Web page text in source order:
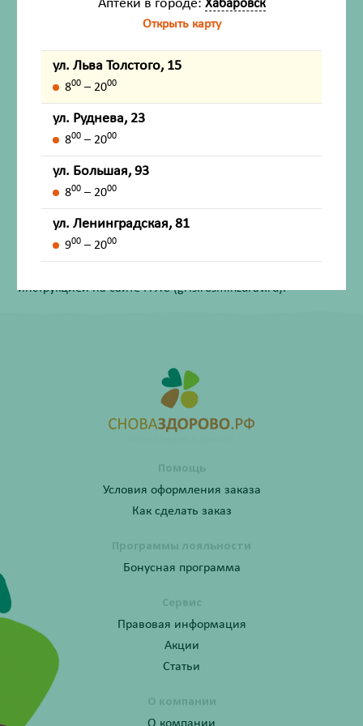
Инструкция по применению
Описание
Назначение
Внешний вид товара, упаковки, может отличаться от
изображения на фотографии.
Имеются противопоказания. Перед применением
лекарственных средств обязательно проконсультируйтесь
инструкцией на сайте ГРЛС (grls.rosminzdrav.ru).
Помощь
Условия оформления заказа
Как сделать заказ
Программы лояльности
Бонусная программа
Сервис
Правовая информация
Акции
Статьи
О компании
Аптеки в городе: Хабаровск
Открыть карту
ул. Льва Толстого, 15
800 – 2000
ул. Руднева, 23
800 – 2000
ул. Большая, 93
800 – 2000
ул. Ленинградская, 81
900 – 2000